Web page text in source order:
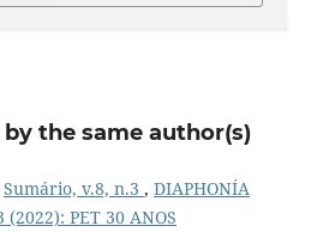
the same author(s)
Sumário, v.8, n.3 , DIAPHONÍA
PET 30 ANOS